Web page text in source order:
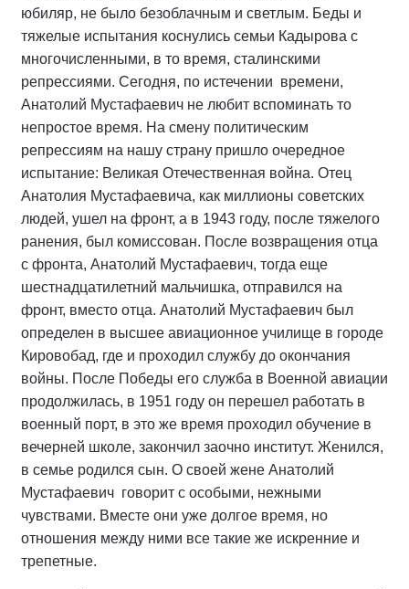
юбиляр, не было безоблачным и светлым. Беды и
тяжелые испытания коснулись семьи Кадырова с
многочисленными, в то время, сталинскими
репрессиями. Сегодня, по истечении времени,
Анатолий Мустафаевич не любит вспоминать то
непростое время. На смену политическим
репрессиям на нашу страну пришло очередное
испытание: Великая Отечественная война. Отец
Анатолия Мустафаевича, как миллионы советских
людей, ушел на фронт, а в 1943 году, после тяжелого
ранения, был комиссован. После возвращения отца
с фронта, Анатолий Мустафаевич, тогда еще
шестнадцатилетний мальчишка, отправился на
фронт, вместо отца. Анатолий Мустафаевич был
определен в высшее авиационное училище в городе
Кировобад, где и проходил службу до окончания
войны. После Победы его служба в Военной авиации
продолжилась, в 1951 году он перешел работать в
военный порт, в это же время проходил обучение в
вечерней школе, закончил заочно институт. Женился,
в семье родился сын. О своей жене Анатолий
Мустафаевич говорит с особыми, нежными
чувствами. Вместе они уже долгое время, но
отношения между ними все такие же искренние и
трепетные.